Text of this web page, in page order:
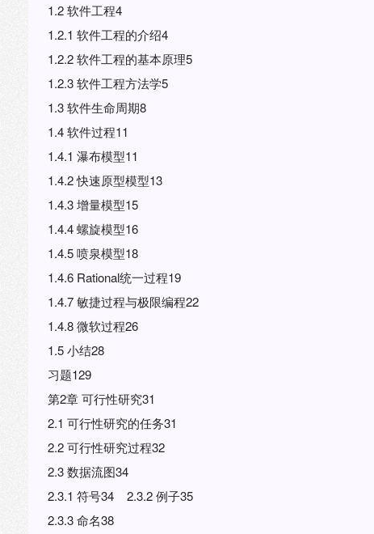
1.2 软件工程4
1.2.1 软件工程的介绍4
1.2.2 软件工程的基本原理5
1.2.3 软件工程方法学5
1.3 软件生命周期8
1.4 软件过程11
1.4.1 瀑布模型11
1.4.2 快速原型模型13
1.4.3 增量模型15
1.4.4 螺旋模型16
1.4.5 喷泉模型18
1.4.6 Rational统一过程19
1.4.7 敏捷过程与极限编程22
1.4.8 微软过程26
1.5 小结28
习题129
第2章 可行性研究31
2.1 可行性研究的任务31
2.2 可行性研究过程32
2.3 数据流图34
2.3.1 符号34 2.3.2 例子35
2.3.3 命名38